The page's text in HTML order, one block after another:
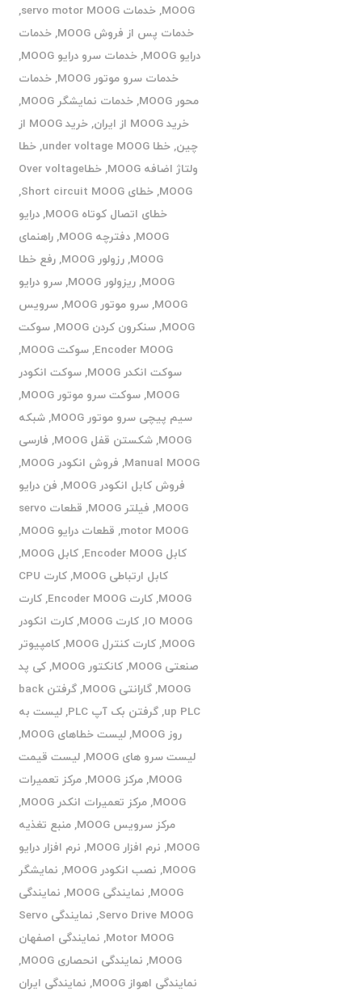
MOOG
,خدمات servo motor MOOG
,
خدمات پس از فروش MOOG
,خدمات
درایو MOOG
,خدمات سرو درایو MOOG
,
خدمات سرو موتور MOOG
,خدمات
محور MOOG
,خدمات نمایشگر MOOG
,
خرید MOOG از ایران
,
خرید MOOG از
چین,خطا under voltage MOOG ,خطا
ولتاژ اضافه MOOG
,
خطاOver voltage
MOOG
,خطای Short circuit MOOG
,
خطای اتصال کوتاه MOOG
,درایو
MOOG
,دفترچه MOOG ,راهنمای
MOOG
,رزولور MOOG ,رفع خطا
MOOG
,ریزولور MOOG ,سرو درایو
MOOG
,سرو موتور MOOG ,سرویس
MOOG
,سنکرون کردن MOOG ,سوکت
Encoder MOOG
,سوکت MOOG
,
سوکت انکدر MOOG
,سوکت انکودر
MOOG
,سوکت سرو موتور MOOG
,
سیم پیچی سرو موتور MOOG
,شبکه
MOOG
,شکستن قفل MOOG , فارسی
Manual MOOG
, فروش انکودر MOOG
,
فروش کابل انکودر MOOG
, فن درایو
MOOG
, فیلتر MOOG ,
قطعات servo
motor MOOG
, قطعات درایو MOOG
,
کابل Encoder MOOG
,کابل MOOG
,
کابل ارتباطی MOOG
,
کارت CPU
MOOG
,کارت Encoder MOOG ,کارت
IO MOOG
,کارت MOOG ,کارت انکودر
MOOG
,کارت کنترل MOOG ,کامپیوتر
صنعتی MOOG
,کانکتور MOOG ,کی پد
MOOG
,گارانتی MOOG ,
گرفتن back
up PLC
,گرفتن بک آپ PLC ,لیست به
روز MOOG
,لیست خطاهای MOOG
,
لیست سرو های MOOG
,لیست قیمت
MOOG
,مرکز MOOG ,مرکز تعمیرات
MOOG
,مرکز تعمیرات انکدر MOOG
,
مرکز سرویس MOOG
,منبع تغذیه
MOOG
, نرم افزار MOOG , نرم افزار درایو
MOOG
, نصب انکودر MOOG , نمایشگر
MOOG
, نمایندگی MOOG , نمایندگی
Servo Drive MOOG
,
نمایندگی Servo
Motor MOOG
, نمایندگی اصفهان
MOOG
, نمایندگی انحصاری MOOG
,
نمایندگی اهواز MOOG
, نمایندگی ایران